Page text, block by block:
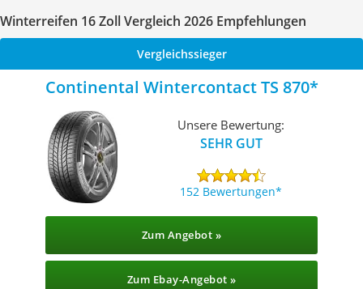
Winterreifen 16 Zoll Vergleich 2026 Empfehlungen
Vergleichssieger
Continental Wintercontact TS 870
Unsere Bewertung:
SEHR GUT
152 Bewertungen
Zum Angebot »
Zum Ebay-Angebot »